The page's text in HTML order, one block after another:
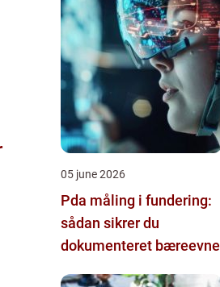
05 june 2026
Pda måling i fundering:
sådan sikrer du
dokumenteret bæreevne